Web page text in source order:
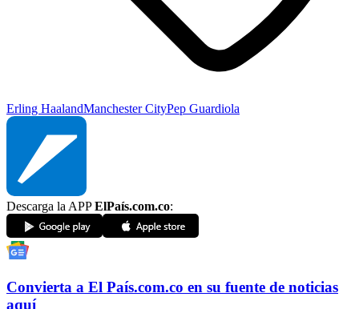
Erling HaalandManchester CityPep Guardiola
Descarga la APPElPaís.com.co:
Convierta a El País.com.co en su fuente de noticias
aquí